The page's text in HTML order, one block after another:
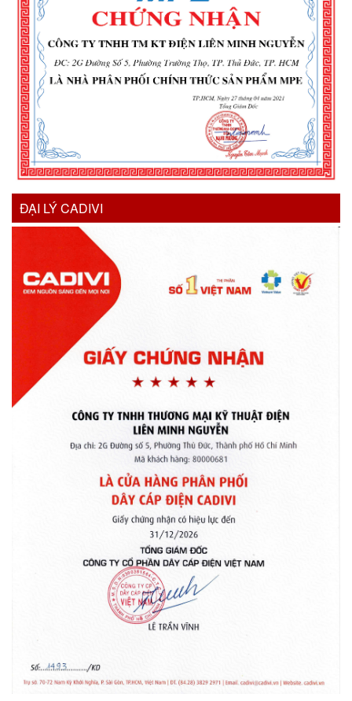
ĐẠI LÝ CADIVI